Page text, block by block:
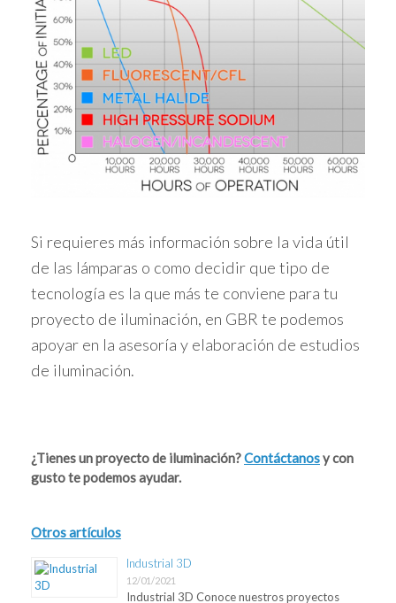
Si requieres más información sobre la vida útil
de las lámparas o como decidir que tipo de
tecnología es la que más te conviene para tu
proyecto de iluminación, en GBR te podemos
apoyar en la asesoría y elaboración de estudios
de iluminación.
¿Tienes un proyecto de iluminación?Contáctanosy con
gusto te podemos ayudar.
Otros artículos
Industrial 3D
12/01/2021
Industrial 3D Conoce nuestros proyectos